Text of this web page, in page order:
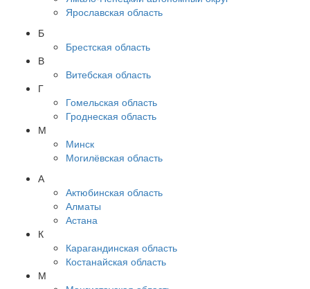
Ярославская область
Б
Брестская область
В
Витебская область
Г
Гомельская область
Гроднеская область
М
Минск
Могилёвская область
А
Актюбинская область
Алматы
Астана
К
Карагандинская область
Костанайская область
М